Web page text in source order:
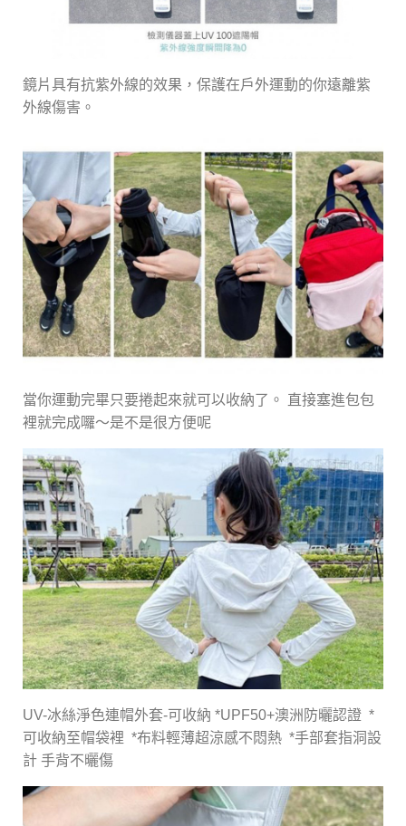
鏡片具有抗紫外線的效果，保護在戶外運動的你遠離紫
外線傷害。
當你運動完畢只要捲起來就可以收納了。 直接塞進包包
裡就完成囉～是不是很方便呢
UV-冰絲淨色連帽外套-可收納 *UPF50+澳洲防曬認證 *
可收納至帽袋裡 *布料輕薄超涼感不悶熱 *手部套指洞設
計 手背不曬傷